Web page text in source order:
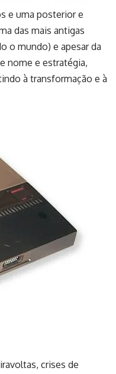
e uma posterior e
das mais antigas
o mundo) e apesar da
nome e estratégia,
à transformação e à
crises de